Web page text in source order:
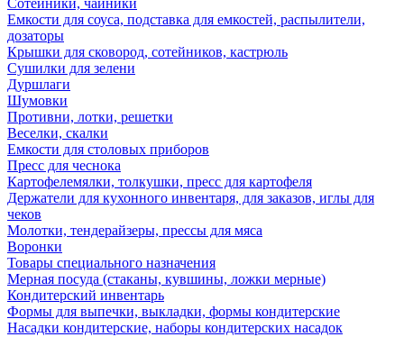
Сотейники, чайники
Емкости для соуса, подставка для емкостей, распылители,
дозаторы
Крышки для сковород, сотейников, кастрюль
Сушилки для зелени
Дуршлаги
Шумовки
Противни, лотки, решетки
Веселки, скалки
Емкости для столовых приборов
Пресс для чеснока
Картофелемялки, толкушки, пресс для картофеля
Держатели для кухонного инвентаря, для заказов, иглы для
чеков
Молотки, тендерайзеры, прессы для мяса
Воронки
Товары специального назначения
Мерная посуда (стаканы, кувшины, ложки мерные)
Кондитерский инвентарь
Формы для выпечки, выкладки, формы кондитерские
Насадки кондитерские, наборы кондитерских насадок